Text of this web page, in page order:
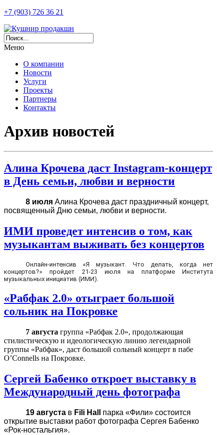
+7 (903) 726 36 21
Меню
О компании
Новости
Услуги
Проекты
Партнеры
Контакты
Архив новостей
Алина Крочева даст Instagram-концерт
в День семьи, любви и верности
8 июляАлина Крочева даст праздничный концерт,
посвященный Дню семьи, любви и верности.
ИМИ проведет интенсив о том, как
музыкантам выживать без концертов
Онлайн-интенсив «Я музыкант. Что делать, когда нет
концертов?» пройдет 21-23 июля на платформе Института
музыкальных инициатив (ИМИ).
«Рабфак 2.0» отыграет большой
сольник на Покровке
7 августа группа «Рабфак 2.0», продолжающая
стилистическую и идеологическую линию легендарной
группы «Рабфак», даст большой сольный концерт в пабе
O’Connells на Покровке.
Сергей Бабенко откроет выставку в
Международный день фотографа
19 августа в Fili Hall парка «Фили» состоится
открытие выставки работ фотографа Сергея Бабенко
«Рок-ностальгия».